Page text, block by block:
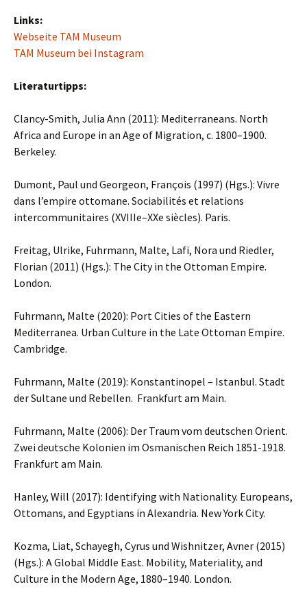
Links:
Webseite TAM Museum
TAM Museum bei Instagram
Literaturtipps:
Clancy-Smith, Julia Ann (2011): Mediterraneans. North
Africa and Europe in an Age of Migration, c. 1800–1900.
Berkeley.
Dumont, Paul und Georgeon, François (1997) (Hgs.): Vivre
dans l’empire ottomane. Sociabilités et relations
intercommunitaires (XVIIIe–XXe siècles). Paris.
Freitag, Ulrike, Fuhrmann, Malte, Lafi, Nora und Riedler,
Florian (2011) (Hgs.): The City in the Ottoman Empire.
London.
Fuhrmann, Malte (2020): Port Cities of the Eastern
Mediterranea. Urban Culture in the Late Ottoman Empire.
Cambridge.
Fuhrmann, Malte (2019): Konstantinopel – Istanbul. Stadt
der Sultane und Rebellen. Frankfurt am Main.
Fuhrmann, Malte (2006): Der Traum vom deutschen Orient.
Zwei deutsche Kolonien im Osmanischen Reich 1851-1918.
Frankfurt am Main.
Hanley, Will (2017): Identifying with Nationality. Europeans,
Ottomans, and Egyptians in Alexandria. New York City.
Kozma, Liat, Schayegh, Cyrus und Wishnitzer, Avner (2015)
(Hgs.): A Global Middle East. Mobility, Materiality, and
Culture in the Modern Age, 1880–1940. London.